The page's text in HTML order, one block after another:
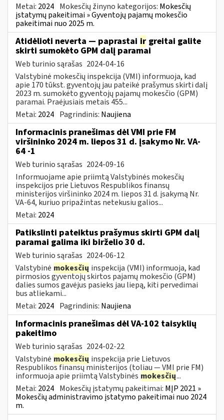
Metai: 2024 Mokesčių žinyno kategorijos: Mokesčių
įstatymų pakeitimai » Gyventojų pajamų mokesčio
pakeitimai nuo 2025 m.
Atidėlioti neverta — paprastai ir greitai galite
skirti sumokėto GPM dalį paramai
Web turinio sąrašas 2024-04-16
Valstybinė mokesčių inspekcija (VMI) informuoja, kad
apie 170 tūkst. gyventojų jau pateikė prašymus skirti dalį
2023 m. sumokėto gyventojų pajamų mokesčio (GPM)
paramai. Praėjusiais metais 455...
Metai: 2024 Pagrindinis: Naujiena
Informacinis pranešimas dėl VMI prie FM
viršininko 2024 m. liepos 31 d. įsakymo Nr. VA-
64 -1
Web turinio sąrašas 2024-09-16
Informuojame apie priimtą Valstybinės mokesčių
inspekcijos prie Lietuvos Respublikos finansų
ministerijos viršininko 2024 m. liepos 31 d. įsakymą Nr.
VA-64, kuriuo pripažintas netekusiu galios...
Metai: 2024
Patikslinti pateiktus prašymus skirti GPM dalį
paramai galima iki birželio 30 d.
Web turinio sąrašas 2024-06-12
Valstybinė mokesčių inspekcija (VMI) informuoja, kad
pirmosios gyventojų skirtos pajamų mokesčio (GPM)
dalies sumos gavėjus pasieks jau liepą, kiti pervedimai
bus atliekami...
Metai: 2024 Pagrindinis: Naujiena
Informacinis pranešimas dėl VA-102 taisyklių
pakeitimo
Web turinio sąrašas 2024-02-22
Valstybinė mokesčių inspekcija prie Lietuvos
Respublikos finansų ministerijos (toliau ― VMI prie FM)
informuoja apie priimtą Valstybinės mokesčių...
Metai: 2024 Mokesčių įstatymų pakeitimai: MĮP 2021 »
Mokesčių administravimo įstatymo pakeitimai nuo 2024
m.